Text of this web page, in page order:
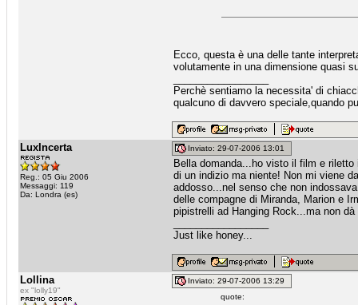
Ecco, questa è una delle tante
volutamente in una dimensione quasi
Perchè sentiamo la necessita' di
qualcuno di davvero speciale,quando
LuxIncerta
Reg.: 05 Giu 2006
Messaggi: 119
Da: Londra (es)
Inviato: 29-07-2006 13:01
Bella domanda...ho visto il film e
di un indizio ma niente! Non mi viene
addosso...nel senso che non
delle compagne di Miranda, Marion e
pipistrelli ad Hanging Rock...ma non
Just like honey...
Lollina
ex "lolly19"
Inviato: 29-07-2006 13:29
quote: